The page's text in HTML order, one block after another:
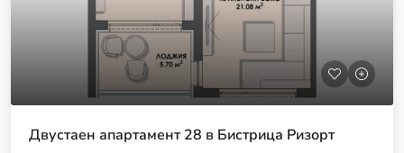
Двустаен апартамент 28 в Бистрица Ризорт